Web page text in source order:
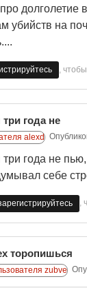
долголетие
убийств на
,
года не
года не
себе
,
торопишься